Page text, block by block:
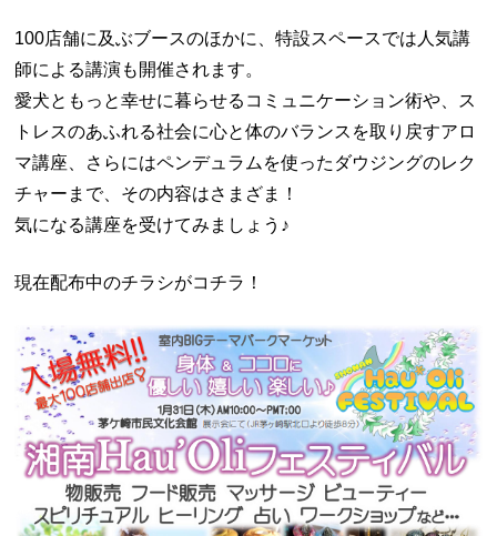
100店舗に及ぶブースのほかに、特設スペースでは人気講
師による講演も開催されます。
愛犬ともっと幸せに暮らせるコミュニケーション術や、ス
トレスのあふれる社会に心と体のバランスを取り戻すアロ
マ講座、さらにはペンデュラムを使ったダウジングのレク
チャーまで、その内容はさまざま！
気になる講座を受けてみましょう♪
現在配布中のチラシがコチラ！